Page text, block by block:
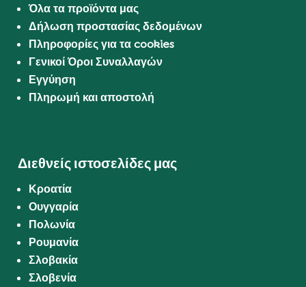
Όλα τα προϊόντα μας
Δήλωση προστασίας δεδομένων
Πληροφορίες για τα cookies
Γενικοί Όροι Συναλλαγών
Εγγύηση
Πληρωμή και αποστολή
Διεθνείς ιστοσελίδες μας
Κροατία
Ουγγαρία
Πολωνία
Ρουμανία
Σλοβακία
Σλοβενία